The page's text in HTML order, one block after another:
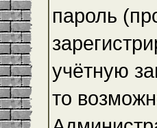
пароль
учётную
то